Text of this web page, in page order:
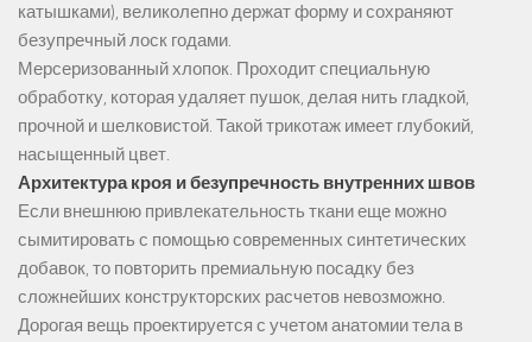
катышками), великолепно держат форму и сохраняют
безупречный лоск годами.
Мерсеризованный хлопок. Проходит специальную
обработку, которая удаляет пушок, делая нить гладкой,
прочной и шелковистой. Такой трикотаж имеет глубокий,
насыщенный цвет.
Архитектура кроя и безупречность внутренних швов
Если внешнюю привлекательность ткани еще можно
сымитировать с помощью современных синтетических
добавок, то повторить премиальную посадку без
сложнейших конструкторских расчетов невозможно.
Дорогая вещь проектируется с учетом анатомии тела в